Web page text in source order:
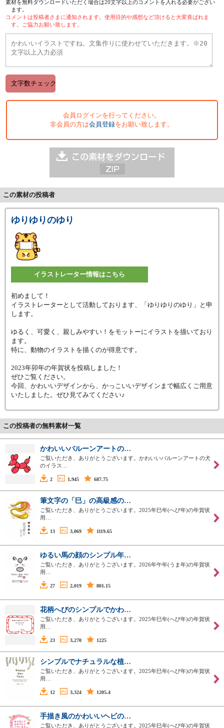
素材を無料ダウンロードいただく場合は20文字以上のコメントを入れる必要がござい
ます。
コメントは投稿者さまに通知されます。使用目的や感想など頂けると大変喜ばれま
す。ご協力お願い致します。
会員ログインを行ってください。
非会員の方は会員登録をお願い致します。
この素材の投稿者
ゆりゆりのゆり
イラストレーター情報はこちら
初めまして！
イラストレーターとして活動しております、「ゆりゆりのゆり」と申
します。
ゆるく、可愛く、親しみやすい！をモットーにイラストを描いており
ます。
特に、動物のイラストを描くのが得意です。
2023年卯年の年賀状を投稿しました！
ぜひご覧ください。
今回、かわいいデザインから、かっこいいデザインまで幅広くご用意
いたしました。ぜひ見てみてください♪
この投稿者の無料素材一覧
かわいいバルーンアートの…
ご覧いただき、ありがとうございます。かわいいバルーンアートの犬
のイラス…
2 1,945 687.75
筆文字の「巳」の高級感の…
ご覧いただき、ありがとうございます。2025年巳年(へび年)の年賀状
用…
13 3,069 1119.65
ゆるい馬の顔のシンプル年…
ご覧いただき、ありがとうございます。2026年午年(うま年)の年賀状
用…
27 2,019 801.15
花柄へびのシンプルでかわ…
ご覧いただき、ありがとうございます。2025年巳年(へび年)の年賀状
用…
23 3,270 1225
シンプルでナチュラルな植…
ご覧いただき、ありがとうございます。2025年巳年(へび年)の年賀状
用…
12 3,324 1205.4
手描き風のかわいいヘビの…
ご覧いただき、ありがとうございます。2025年巳年(へび年)の年賀状